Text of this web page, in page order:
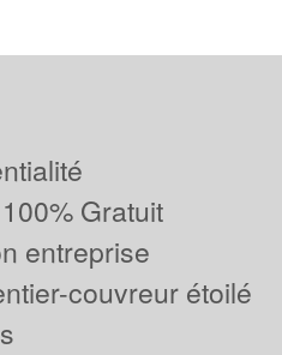
Gratuit
entreprise
couvreur étoilé